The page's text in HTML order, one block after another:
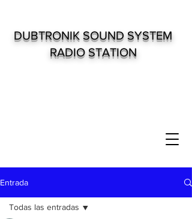
DUBTRONIK SOUND SYSTEM
RADIO STATION
Entrada
Todas las entradas